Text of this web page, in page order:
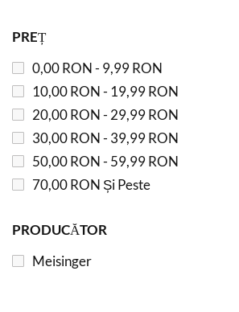
PREȚ
0,00 RON- 9,99 RON
10,00 RON- 19,99 RON
20,00 RON- 29,99 RON
30,00 RON- 39,99 RON
50,00 RON- 59,99 RON
70,00 RON Și Peste
PRODUCĂTOR
Meisinger